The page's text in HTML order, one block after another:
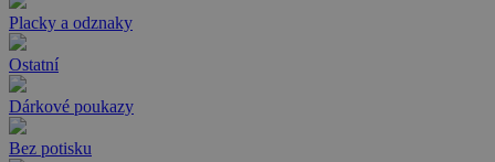
Placky a odznaky
Ostatní
Dárkové poukazy
Bez potisku